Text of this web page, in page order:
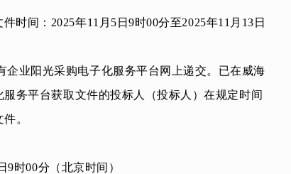
时间： 2025年11 月 5 日9时00分至2025年11 月 13 日
企业阳光采购电子化服务平台网上递交。已在威海
务平台获取文件的投标人（投标人 ）在规定时间
。
9时00分（北京时间）